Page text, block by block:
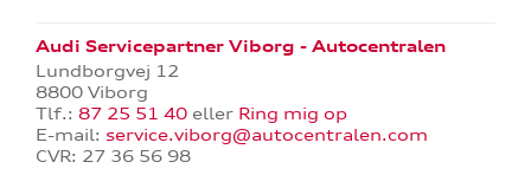
Audi Servicepartner Viborg - Autocentralen
Lundborgvej 12
8800 Viborg
Tlf.: 87 25 51 40 eller Ring mig op
E-mail: service.viborg@autocentralen.com
CVR: 27 36 56 98